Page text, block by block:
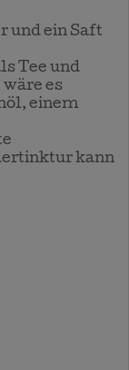
und ein Saft
Tee und
es
einem
kann